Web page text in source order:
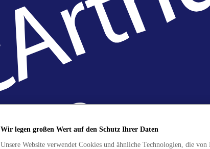
Wir legen großen Wert auf den Schutz Ihrer Daten
Unsere Website verwendet Cookies und ähnliche Technologien, die